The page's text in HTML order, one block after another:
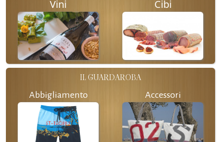
Vini Cibi
IL GUARDAROBA
Abbigliamento Accessori